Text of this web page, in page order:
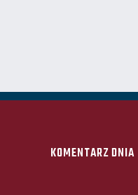
KOMENTARZ DNIA